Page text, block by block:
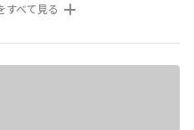
すべて見る